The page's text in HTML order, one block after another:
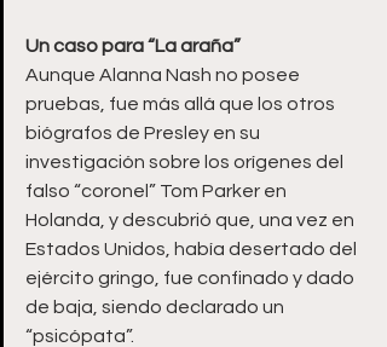
Un caso para “La araña”
Aunque Alanna Nash no posee
pruebas, fue más allá que los otros
biógrafos de Presley en su
investigación sobre los orígenes del
falso “coronel” Tom Parker en
Holanda, y descubrió que, una vez en
Estados Unidos, había desertado del
ejército gringo, fue confinado y dado
de baja, siendo declarado un
“psicópata”.